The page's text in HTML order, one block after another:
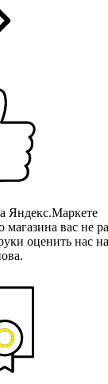
Яндекс.Маркете
вас не
оценить нас